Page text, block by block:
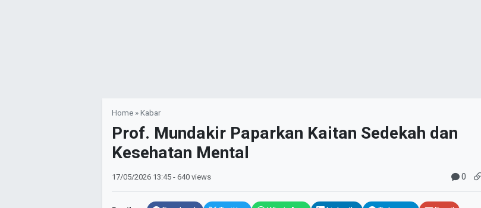
Home »Kabar
Prof. Mundakir Paparkan Kaitan Sedekah dan
Kesehatan Mental
17/05/2026 13:45- 640 views 0